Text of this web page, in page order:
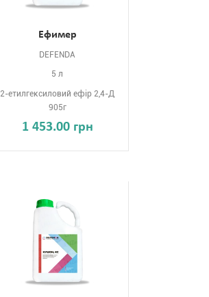
Ефимер
DEFENDA
5 л
2-етилгексиловий ефір 2,4-Д
905г
1 453.00 грн